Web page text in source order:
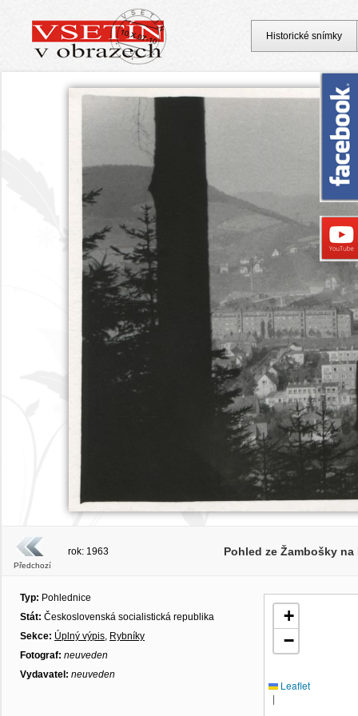
Předchozí
rok: 1963 Pohled ze Žambošky
Typ: Pohlednice
Stát: Československá socialistická republika
Sekce: Úplný výpis, Rybníky
Fotograf: neuveden
Vydavatel: neuveden
+
−
Leaflet
|
Historické snímky